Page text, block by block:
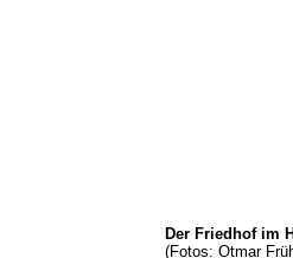
Der Friedhof im
(Fotos: Otmar